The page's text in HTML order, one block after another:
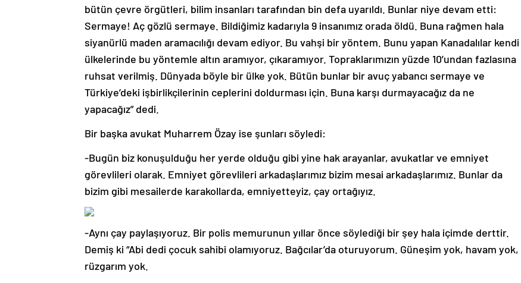
bütün çevre örgütleri, bilim insanları tarafından bin defa uyarıldı. Bunlar niye devam etti:
Sermaye! Aç gözlü sermaye. Bildiğimiz kadarıyla 9 insanımız orada öldü. Buna rağmen hala
siyanürlü maden aramacılığı devam ediyor. Bu vahşi bir yöntem. Bunu yapan Kanadalılar kendi
ülkelerinde bu yöntemle altın aramıyor, çıkaramıyor. Topraklarımızın yüzde 10’undan fazlasına
ruhsat verilmiş. Dünyada böyle bir ülke yok. Bütün bunlar bir avuç yabancı sermaye ve
Türkiye’deki işbirlikçilerinin ceplerini doldurması için. Buna karşı durmayacağız da ne
yapacağız” dedi.
Bir başka avukat Muharrem Özay ise şunları söyledi:
-Bugün biz konuşulduğu her yerde olduğu gibi yine hak arayanlar, avukatlar ve emniyet
görevlileri olarak. Emniyet görevlileri arkadaşlarımız bizim mesai arkadaşlarımız. Bunlar da
bizim gibi mesailerde karakollarda, emniyetteyiz, çay ortağıyız.
-Aynı çay paylaşıyoruz. Bir polis memurunun yıllar önce söylediği bir şey hala içimde derttir.
Demiş ki “Abi dedi çocuk sahibi olamıyoruz. Bağcılar’da oturuyorum. Güneşim yok, havam yok,
rüzgarım yok.